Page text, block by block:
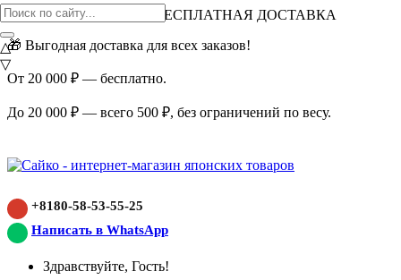
ВНИМАНИЕ АКЦИЯ!
БЕСПЛАТНАЯ ДОСТАВКА
🎁 Выгодная доставка для всех заказов!
От 20 000 ₽ — бесплатно.
До 20 000 ₽ — всего 500 ₽, без ограничений по весу.
+8180-58-53-55-25
Написать в WhatsApp
Здравствуйте, Гость!
△
▽